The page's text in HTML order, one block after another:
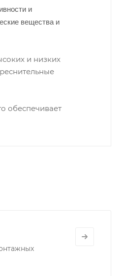
и
вещества и
и низких
обеспечивает